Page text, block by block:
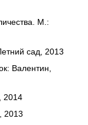
М.:
сад, 2013
Валентин,
2014
2013